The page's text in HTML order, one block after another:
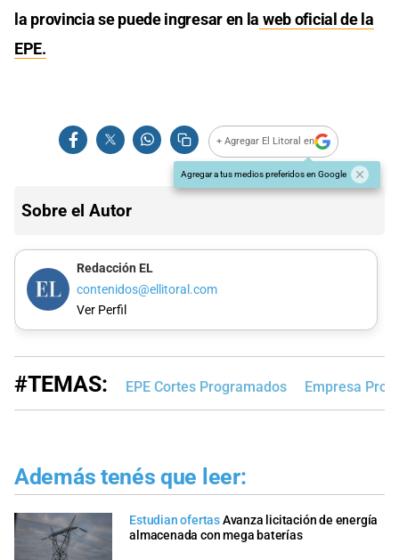
la provincia se puede ingresar en la web oficial de la
EPE.
+ Agregar El Litoral en
Agregar a tus medios preferidos en Google
Sobre el Autor
Redacción EL
contenidos@ellitoral.com
Ver Perfil
#TEMAS: EPE Cortes Programados Empresa
Además tenés que leer:
Estudian ofertasAvanza licitación de energía
almacenada con mega baterías